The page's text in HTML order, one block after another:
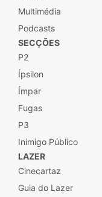
Multimédia
Podcasts
SECÇÕES
P2
Ípsilon
Ímpar
Fugas
P3
Inimigo Público
LAZER
Cinecartaz
Guia do Lazer